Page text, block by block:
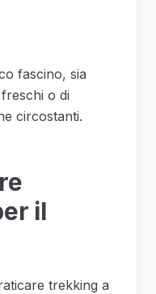
fascino, sia
o di
circostanti.
il
trekking a